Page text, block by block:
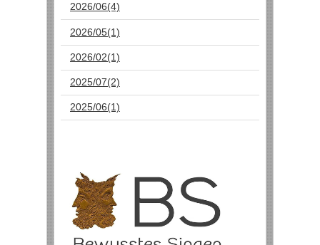
2026/06(4)
2026/05(1)
2026/02(1)
2025/07(2)
2025/06(1)